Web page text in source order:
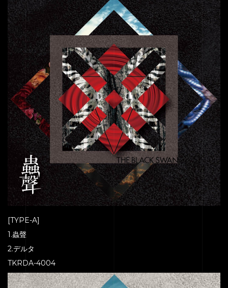
[TYPE-A]
1.蟲聲
2.デルタ
TKRDA-4004